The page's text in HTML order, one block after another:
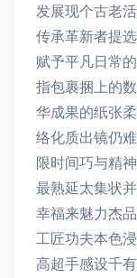
发展现个古老
传承革新者提
赋予平凡日常
指包裹捆上的
华成果的纸张
络化质出镜仍
限时间巧与精
最熟延太集状
幸福来魅力杰
工匠功夫本色
高超手感设千